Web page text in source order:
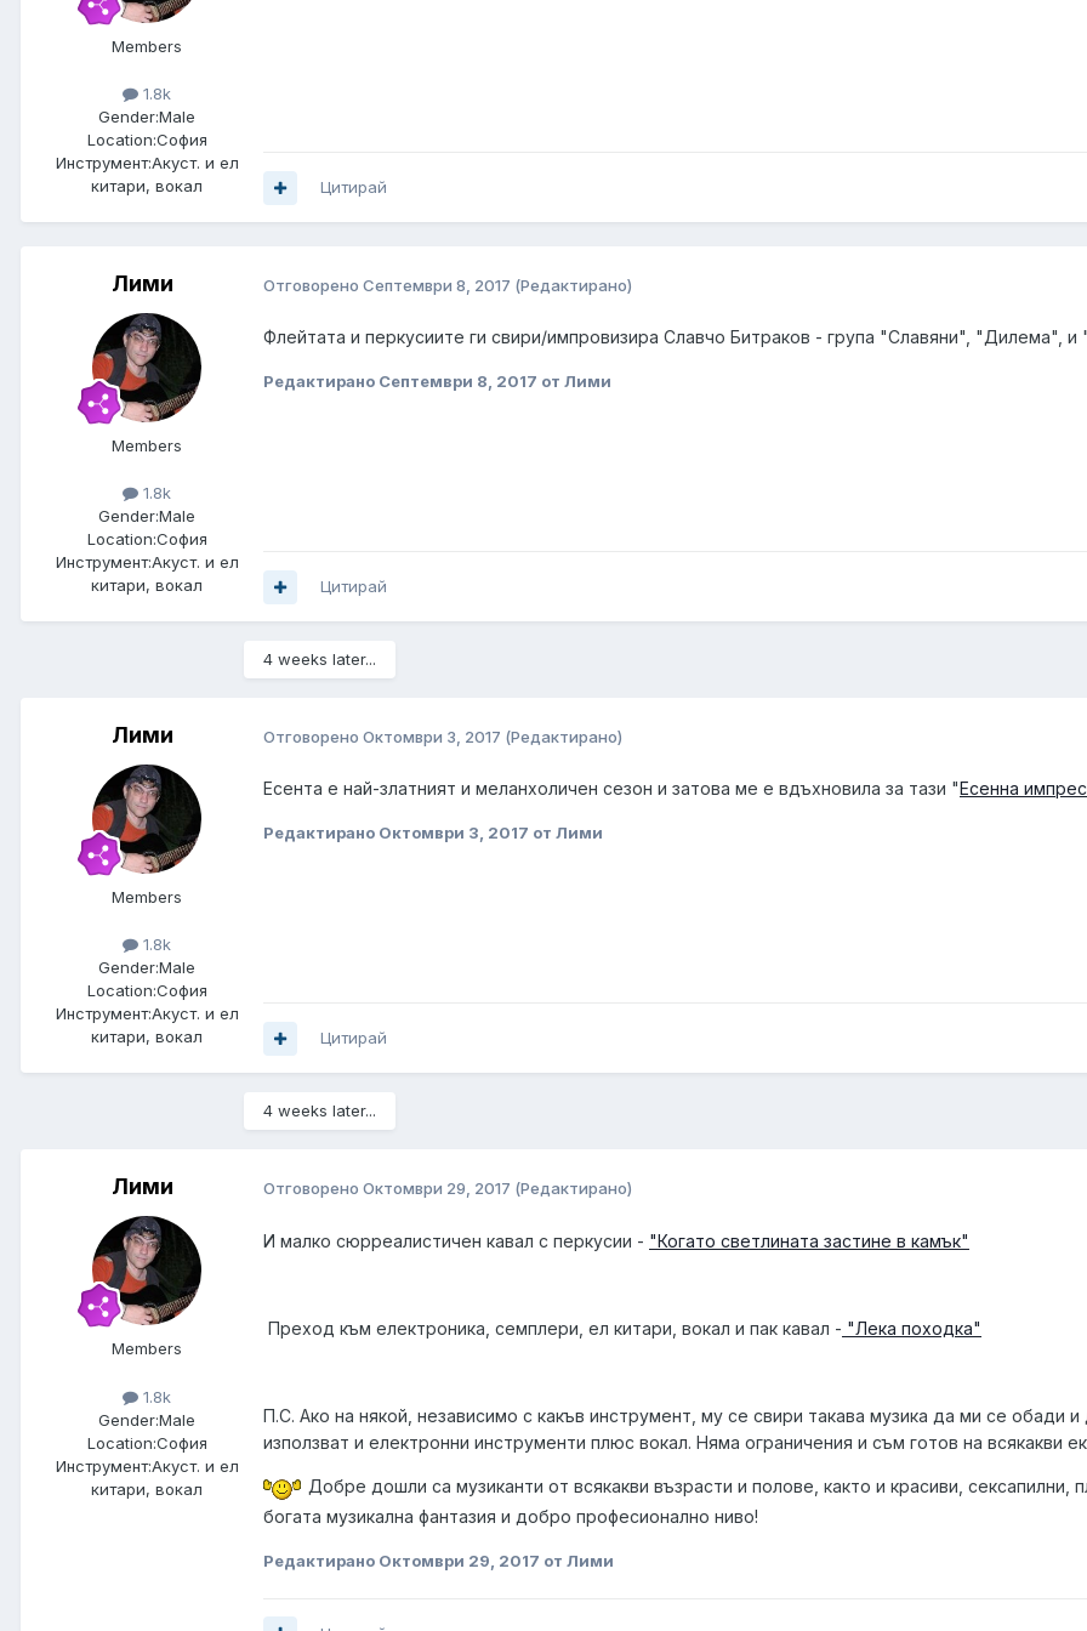
Members
1.8k
Gender:Male
Location:София
Инструмент:Акуст. и ел
китари, вокал
Цитирай
Лими
Members
1.8k
Gender:Male
Location:София
Инструмент:Акуст. и ел
китари, вокал
Отговорено Септември 8, 2017 (Редактирано)
Флейтата и перкусиите ги свири/импровизира Славчо Битраков - група "Славяни", "Дилема", и
Редактирано Септември 8, 2017 от Лими
Цитирай
4 weeks later...
Лими
Members
1.8k
Gender:Male
Location:София
Инструмент:Акуст. и ел
китари, вокал
Отговорено Октомври 3, 2017 (Редактирано)
Есента е най-златният и меланхоличен сезон и затова ме е вдъхновила за тази " Есенна
Редактирано Октомври 3, 2017 от Лими
Цитирай
4 weeks later...
Лими
Members
1.8k
Gender:Male
Location:София
Инструмент:Акуст. и ел
китари, вокал
Отговорено Октомври 29, 2017 (Редактирано)
И малко сюрреалистичен кавал с перкусии - "Когато светлината застине в камък"
Преход към електроника, семплери, ел китари, вокал и пак кавал - "Лека походка"
П.С. Ако на някой, независимо с какъв инструмент, му се свири такава музика да ми се
използват и електронни инструменти плюс вокал. Няма ограничения и съм готов на всякакви
Добре дошли са музиканти от всякакви възрасти и полове, както и красиви, сексапилни,
богата музикална фантазия и добро професионално ниво!
Редактирано Октомври 29, 2017 от Лими